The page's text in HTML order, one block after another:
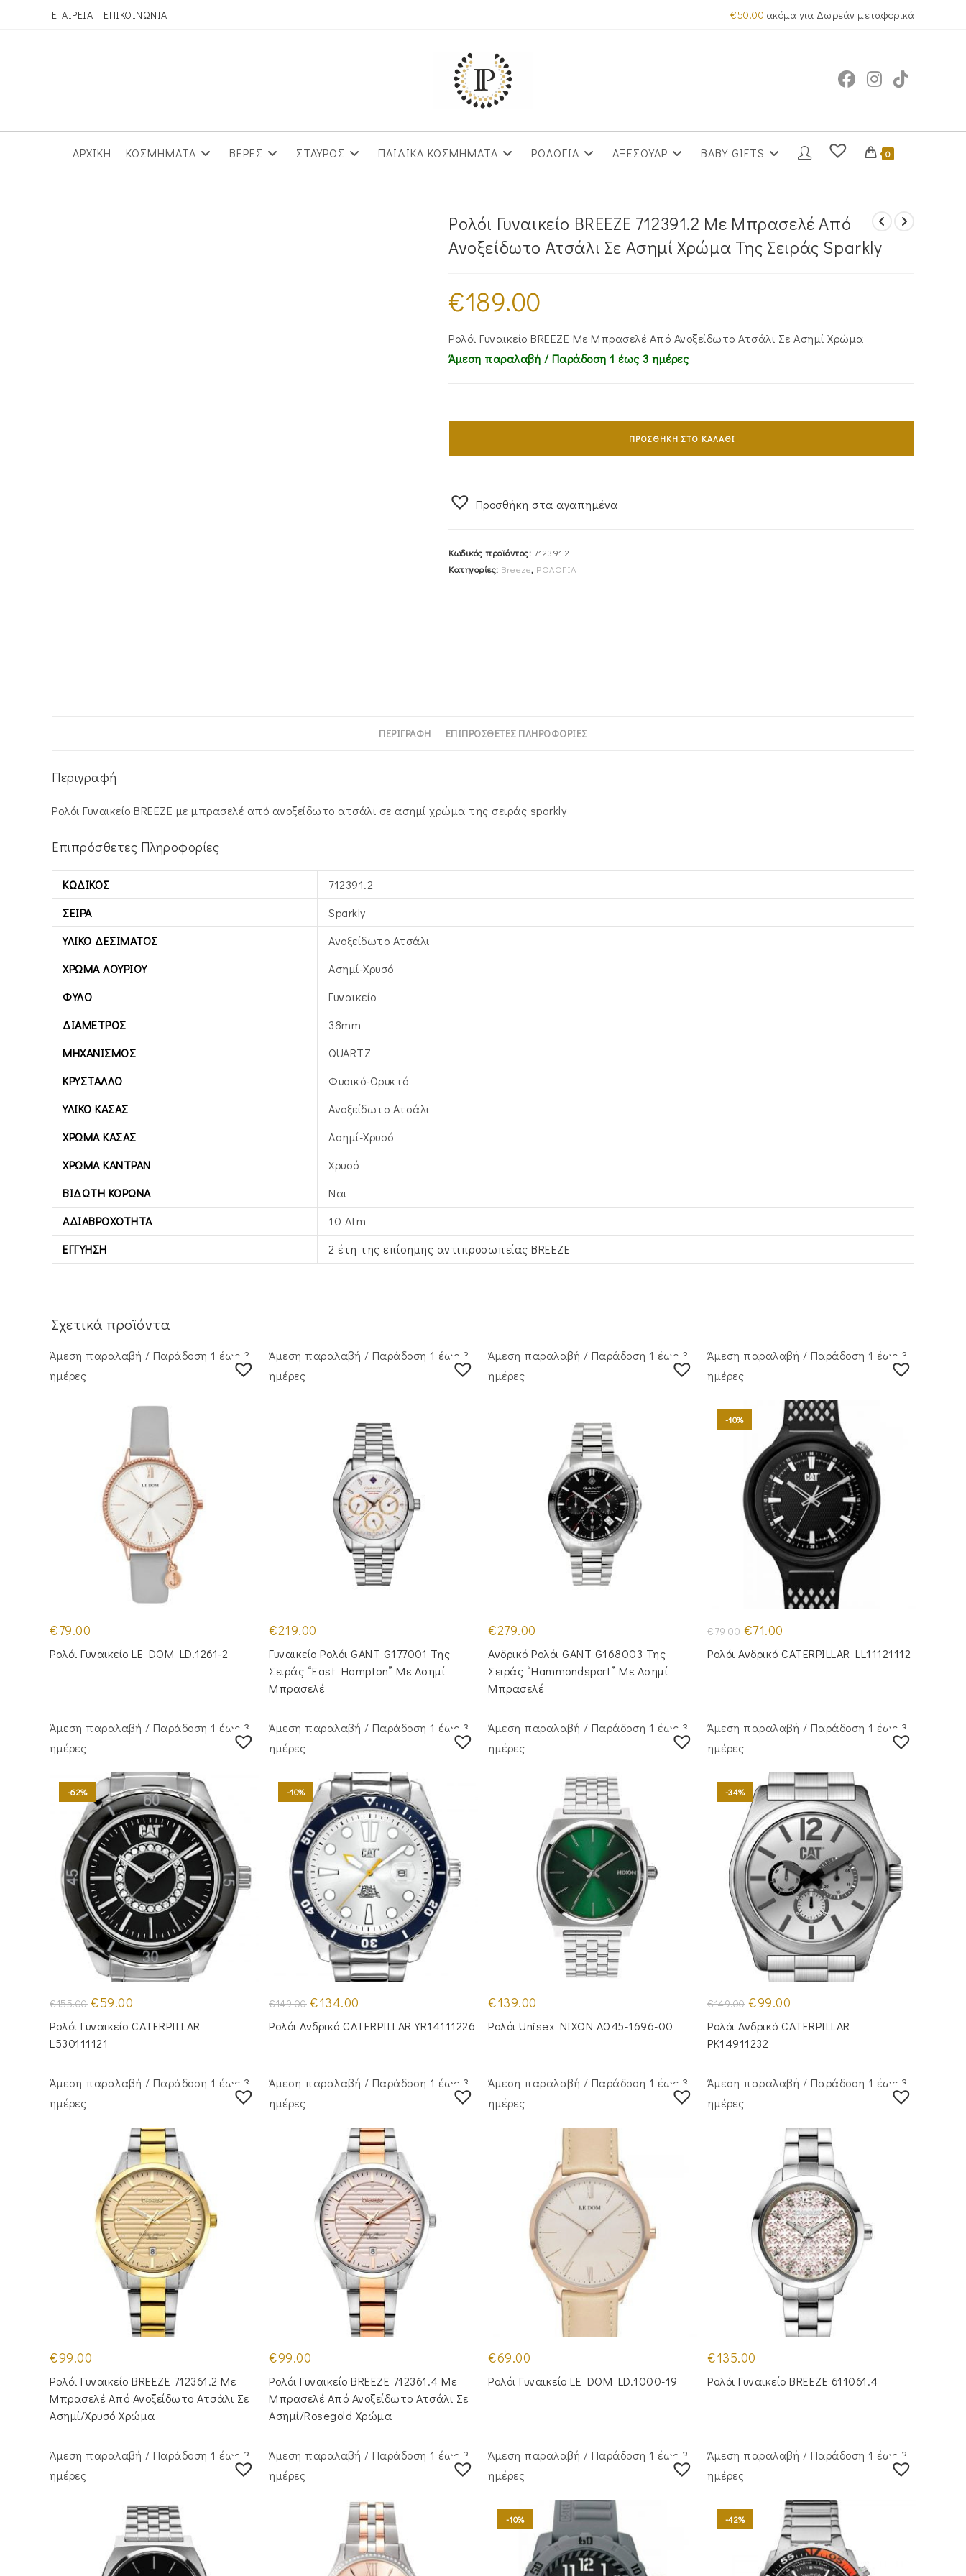
ΕΤΑΙΡΕΙΑ ΕΠΙΚΟΙΝΩΝΙΑ €50.00 ακόμα για Δωρεάν μεταφορικά
ΑΡΧΙΚΗ ΚΟΣΜΗΜΑΤΑ ΒΕΡΕΣ ΣΤΑΥΡΟΣ ΠΑΙΔΙΚΑ ΚΟΣΜΗΜΑΤΑ ΡΟΛΟΓΙΑ ΑΞΕΣΟΥΑΡ BABY GIFTS 0
Ρολόι Γυναικείο BREEZE 712391.2 Με Μπρασελέ Από
Ανοξείδωτο Ατσάλι Σε Ασημί Χρώμα Της Σειράς Sparkly
€189.00
Ρολόι Γυναικείο BREEZE Με Μπρασελέ Από Ανοξείδωτο Ατσάλι Σε Ασημί Χρώμα
Άμεση παραλαβή / Παράδoση 1 έως 3 ημέρες
Ρολόι
BREEZE
Μπρασελέ
ΠΡΟΣΘΉΚΗ ΣΤΟ ΚΑΛΆΘΙ
Προσθήκη στα αγαπημένα
Κωδικός προϊόντος: 712391.2
Κατηγορίες: Breeze, ΡΟΛΟΓΙΑ
ΠΕΡΙΓΡΑΦΉ ΕΠΙΠΡΌΣΘΕΤΕΣ ΠΛΗΡΟΦΟΡΊΕΣ
Περιγραφή
Ρολόι Γυναικείο BREEZE με μπρασελέ από ανοξείδωτο ατσάλι σε ασημί χρώμα της σειράς sparkly
Επιπρόσθετες Πληροφορίες
ΚΩΔΙΚΌΣ
712391.2
ΣΕΙΡΆ
Sparkly
ΥΛΙΚΌ ΔΕΣΊΜΑΤΟΣ
Ανοξείδωτο Ατσάλι
ΧΡΏΜΑ ΛΟΥΡΙΟΎ
Ασημί-Χρυσό
ΦΎΛΟ
Γυναικείο
ΔΙΆΜΕΤΡΟΣ
38mm
ΜΗΧΑΝΙΣΜΌΣ
QUARTZ
ΚΡΎΣΤΑΛΛΟ
Φυσικό-Ορυκτό
ΥΛΙΚΌ ΚΆΣΑΣ
Ανοξείδωτο Ατσάλι
ΧΡΏΜΑ ΚΆΣΑΣ
Ασημί-Χρυσό
ΧΡΏΜΑ ΚΑΝΤΡΆΝ
Χρυσό
ΒΙΔΩΤΉ ΚΟΡΏΝΑ
Ναι
ΑΔΙΑΒΡΟΧΌΤΗΤΑ
10 Atm
ΕΓΓΎΗΣΗ
2 έτη της επίσημης αντιπροσωπείας BREEZE
Σχετικά προϊόντα
Άμεση παραλαβή / Παράδoση 1 έως 3
ημέρες
€79.00
Ρολόι Γυναικείο LE DOM LD.1261-2
Άμεση παραλαβή / Παράδoση 1 έως 3
ημέρες
€219.00
Γυναικείο Ρολόι GANT G177001 Της
Σειράς “East Hampton” Με Ασημί
Μπρασελέ
Άμεση παραλαβή / Παράδoση 1 έως 3
ημέρες
€279.00
Ανδρικό Ρολόι GANT G168003 Της
Σειράς “Hammondsport” Με Ασημί
Μπρασελέ
Άμεση παραλαβή / Παράδoση 1 έως 3
ημέρες
-10%
€79.00 Original
price
was:
€79.00.
€71.00
τιμή
είναι:
Ρολόι Ανδρικό CATERPILLAR LL11121112
Άμεση παραλαβή / Παράδoση 1 έως 3
ημέρες
-62%
€155.00 Original
price
€155.00.
€59.00
τιμή
είναι:
Ρολόι Γυναικείο CATERPILLAR
L530111121
Άμεση παραλαβή / Παράδoση 1 έως 3
ημέρες
-10%
€149.00 Original
price
was:
€149.00.
€134.00
τιμή
είναι:
Ρολόι Ανδρικό CATERPILLAR YR14111226
Άμεση παραλαβή / Παράδoση 1 έως 3
ημέρες
€139.00
Ρολόι Unisex NIXON A045-1696-00
Άμεση παραλαβή / Παράδoση 1 έως 3
ημέρες
-34%
€149.00 Original
price
was:
€149.00.
€99.00
τιμή
είναι:
Ρολόι Ανδρικό CATERPILLAR
PK14911232
Άμεση παραλαβή / Παράδoση 1 έως 3
ημέρες
€99.00
Ρολόι Γυναικείο BREEZE 712361.2 Με
Μπρασελέ Από Ανοξείδωτο Ατσάλι Σε
Ασημί/Χρυσό Χρώμα
Άμεση παραλαβή / Παράδoση 1 έως 3
ημέρες
€99.00
Ρολόι Γυναικείο BREEZE 712361.4 Με
Μπρασελέ Από Ανοξείδωτο Ατσάλι Σε
Ασημί/Rosegold Χρώμα
Άμεση παραλαβή / Παράδoση 1 έως 3
ημέρες
€69.00
Ρολόι Γυναικείο LE DOM LD.1000-19
Άμεση παραλαβή / Παράδoση 1 έως 3
ημέρες
€135.00
Ρολόι Γυναικείο BREEZE 611061.4
Άμεση παραλαβή / Παράδoση 1 έως 3
ημέρες
Άμεση παραλαβή / Παράδoση 1 έως 3
ημέρες
Άμεση παραλαβή / Παράδoση 1 έως 3
ημέρες
-10%
Άμεση παραλαβή / Παράδoση 1 έως 3
ημέρες
-42%